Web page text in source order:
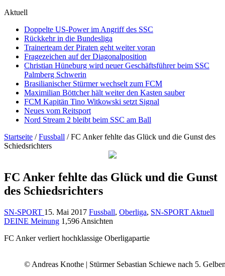
Aktuell
Doppelte US-Power im Angriff des SSC
Rückkehr in die Bundesliga
Trainerteam der Piraten geht weiter voran
Fragezeichen auf der Diagonalposition
Christian Hüneburg wird neuer Geschäftsführer beim SSC
Palmberg Schwerin
Brasilianischer Stürmer wechselt zum FCM
Maximilian Böttcher hält weiter den Kasten sauber
FCM Kapitän Tino Witkowski setzt Signal
Neues vom Reitsport
Nord Stream 2 bleibt beim SSC am Ball
Startseite / Fussball / FC Anker fehlte das Glück und die Gunst des
Schiedsrichters
FC Anker fehlte das Glück und die Gunst
des Schiedsrichters
SN-SPORT 15. Mai 2017 Fussball, Oberliga, SN-SPORT Aktuell
DEINE Meinung 1,596 Ansichten
FC Anker verliert hochklassige Oberligapartie
© Andreas Knothe | Stürmer Sebastian Schiewe nach 5.